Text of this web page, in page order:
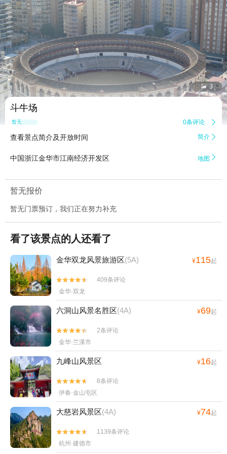
 3
斗牛场
暂无点评 0条评论 
查看景点简介及开放时间 简介 
中国浙江金华市江南经济开发区 地图 
暂无报价
暂无门票预订，我们正在努力补充
看了该景点的人还看了
金华双龙风景旅游区(5A) ¥115起


409条评论
金华·双龙
六洞山风景名胜区(4A) ¥69起


2条评论
金华·兰溪市
九峰山风景区 ¥16起


8条评论
伊春·金山屯区
大慈岩风景区(4A) ¥74起


1139条评论
杭州·建德市
